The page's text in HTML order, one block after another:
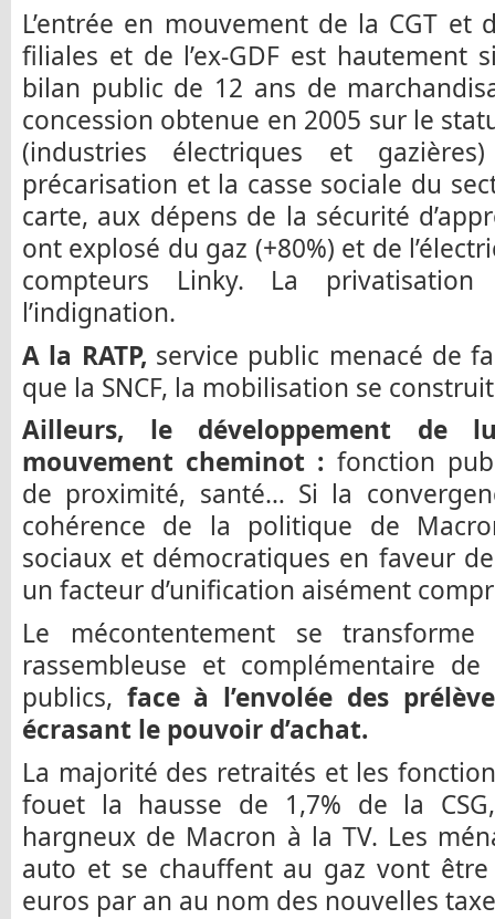
L’entrée en mouvement de la CGT et
filiales et de l’ex-GDF est hautement
bilan public de 12 ans de
concession obtenue en 2005 sur le
(industries électriques et
précarisation et la casse sociale du
carte, aux dépens de la sécurité
ont explosé du gaz (+80%) et de
compteurs Linky. La
l’indignation.
A la RATP, service public menacé de
que la SNCF, la mobilisation se
Ailleurs, le développement de
mouvement cheminot : fonction
de proximité, santé… Si la
cohérence de la politique de
sociaux et démocratiques en faveur
un facteur d’unification aisément
Le mécontentement se
rassembleuse et complémentaire
publics, face à l’envolée des
écrasant le pouvoir d’achat.
La majorité des retraités et les
fouet la hausse de 1,7% de la
hargneux de Macron à la TV. Les
auto et se chauffent au gaz vont
euros par an au nom des nouvelles